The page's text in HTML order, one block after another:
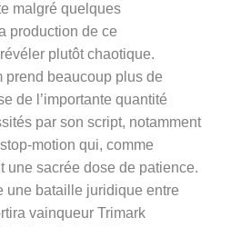
malgré quelques
production de ce
plutôt chaotique.
prend beaucoup plus de
de l’importante quantité
par son script, notamment
motion qui, comme
une sacrée dose de patience.
une bataille juridique entre
vainqueur Trimark